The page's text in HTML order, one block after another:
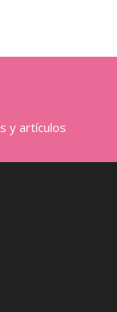
y artículos